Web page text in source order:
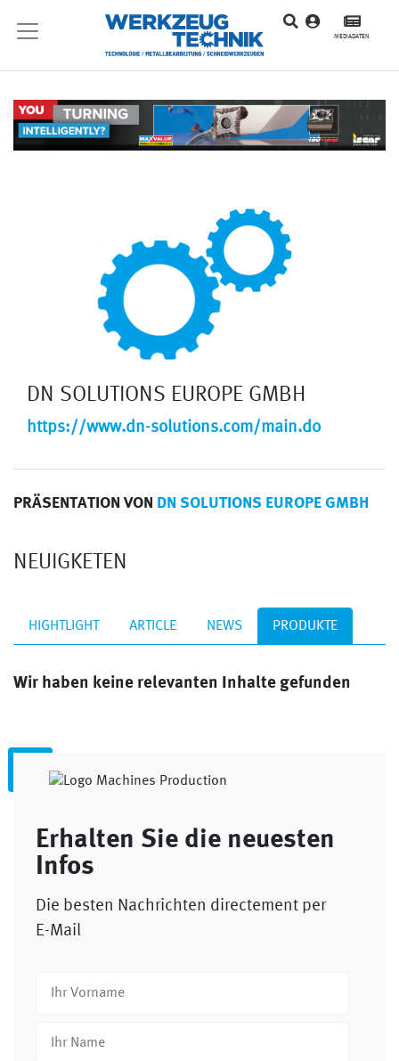
MEDIADATEN
DN SOLUTIONS EUROPE GMBH
https://www.dn-solutions.com/main.do
PRÄSENTATION VON DN SOLUTIONS EUROPE GMBH
NEUIGKETEN
HIGHTLIGHT ARTICLE NEWS PRODUKTE
Wir haben keine relevanten Inhalte gefunden
Erhalten Sie die neuesten
Infos
Die besten Nachrichten directement per
E-Mail